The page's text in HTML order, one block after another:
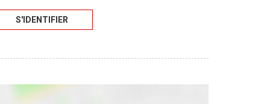
S'IDENTIFIER